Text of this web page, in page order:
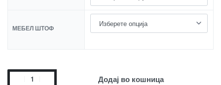
МЕБЕЛ ШТОФ
Додај во кошница